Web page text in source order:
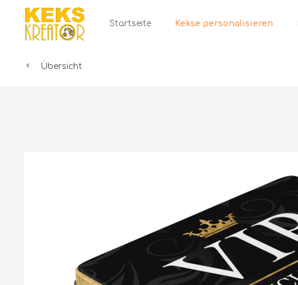
Startseite
Übersicht